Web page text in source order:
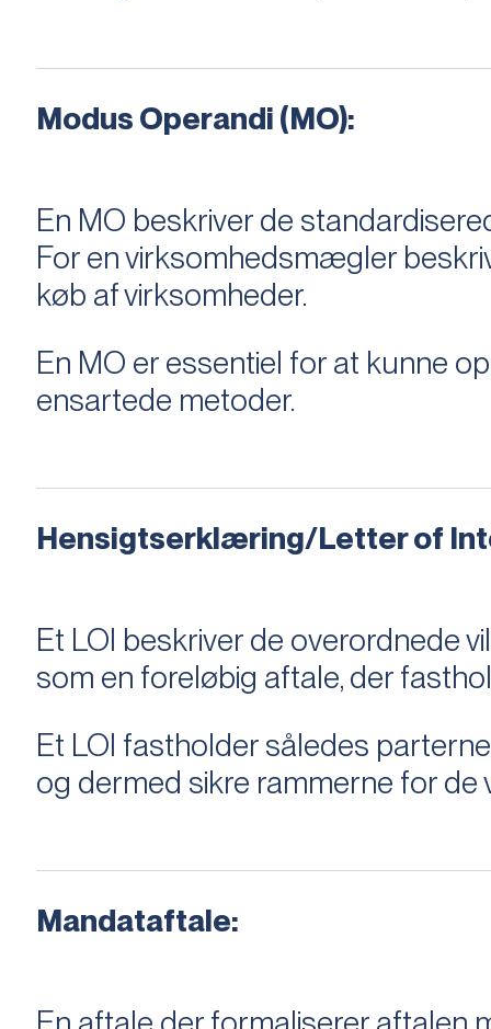
Modus Operandi (MO):
En MO beskriver de
For en virksomhedsmægler
køb af virksomheder.
En MO er essentiel for at kunne
ensartede metoder.
Hensigtserklæring/Letter of
Et LOI beskriver de overordnede
som en foreløbig aftale, der
Et LOI fastholder således
og dermed sikre rammerne for de
Mandataftale: